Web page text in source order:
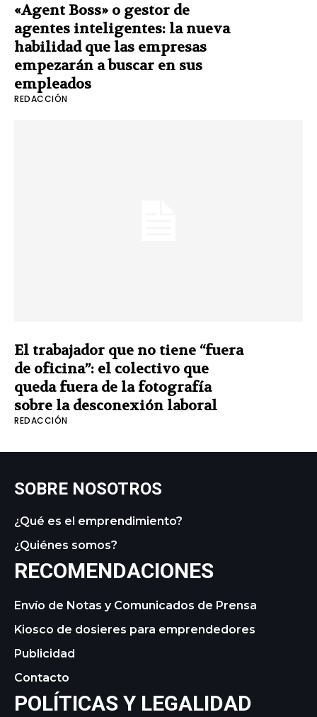
«Agent Boss» o gestor de
agentes inteligentes: la nueva
habilidad que las empresas
empezarán a buscar en sus
empleados
REDACCIÓN
El trabajador que no tiene “fuera
de oficina”: el colectivo que
queda fuera de la fotografía
sobre la desconexión laboral
REDACCIÓN
SOBRE NOSOTROS
¿Qué es el emprendimiento?
¿Quiénes somos?
RECOMENDACIONES
Envío de Notas y Comunicados de Prensa
Kiosco de dosieres para emprendedores
Publicidad
Contacto
POLÍTICAS Y LEGALIDAD